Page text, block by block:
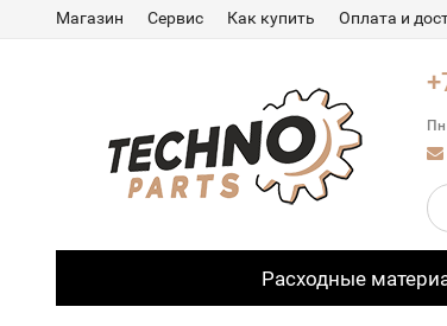
Магазин Сервис Как купить Оплата и
Расходные